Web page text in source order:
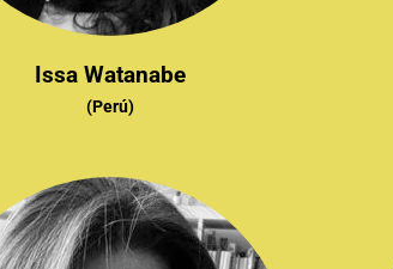
Issa Watanabe
(Perú)